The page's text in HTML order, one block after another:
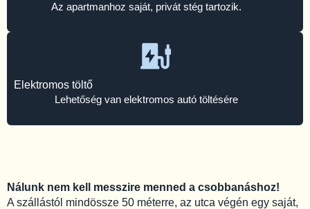
Az apartmanhoz saját, privát stég tartozik.
Elektromos töltő
Lehetőség van elektromos autó töltésére
Nálunk nem kell messzire menned a csobbanáshoz!
A szállástól mindössze 50 méterre, az utca végén egy saját,